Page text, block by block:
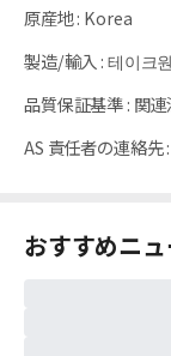
原産地: Korea
製造/輸入 :테이크
品質保証基準: 関
AS 責任者の連絡先:
おすすめニ